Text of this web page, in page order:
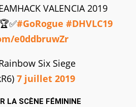
VALENCIA 2019
#GoRogue #DHVLC19
e0ddbruwZr
Six Siege
7 juillet 2019
LA SCÈNE FÉMININE